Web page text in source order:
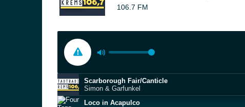
106.7 FM
Scarborough Fair/Canticle
Simon & Garfunkel
Loco in Acapulco